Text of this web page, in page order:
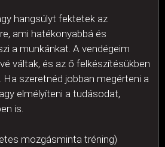
hangsúlyt fektetek az
ami hatékonyabbá és
a munkánkat. A vendégeim
váltak, és az ő felkészítésükben
Ha szeretnéd jobban megérteni a
elmélyíteni a tudásodat,
is.
mozgásminta tréning)